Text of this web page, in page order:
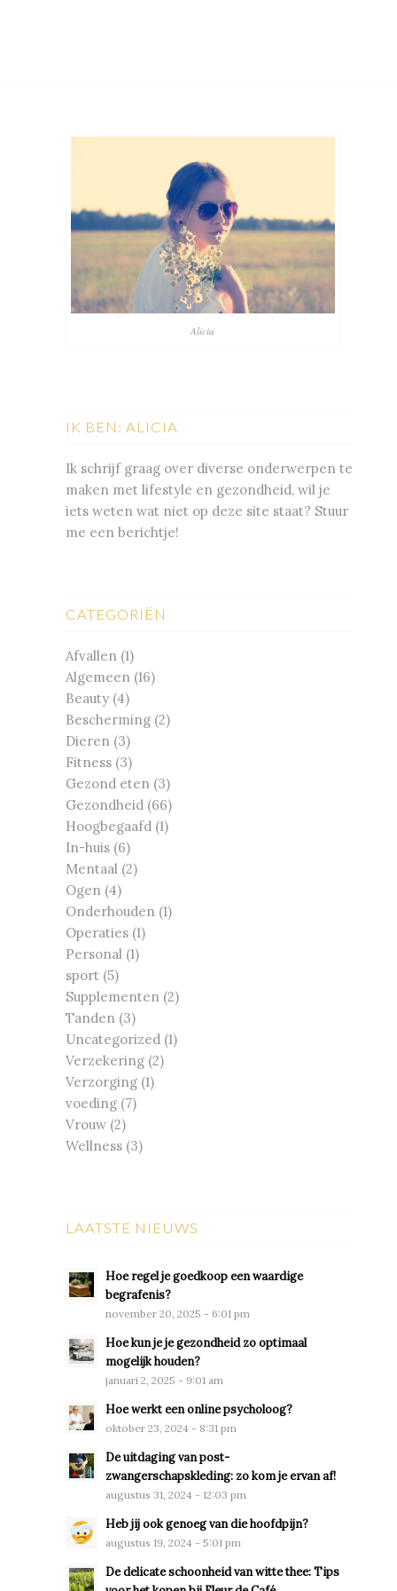
Alicia
IK BEN: ALICIA
Ik schrijf graag over diverse onderwerpen te
maken met lifestyle en gezondheid, wil je
iets weten wat niet op deze site staat? Stuur
me een berichtje!
CATEGORIËN
Afvallen (1)
Algemeen (16)
Beauty(4)
Bescherming(2)
Dieren (3)
Fitness(3)
Gezond eten (3)
Gezondheid (66)
Hoogbegaafd (1)
In-huis(6)
Mentaal (2)
Ogen (4)
Onderhouden (1)
Operaties(1)
Personal (1)
sport(5)
Supplementen (2)
Tanden (3)
Uncategorized (1)
Verzekering(2)
Verzorging(1)
voeding(7)
Vrouw(2)
Wellness(3)
LAATSTE NIEUWS
Hoe regel je goedkoop een waardige
begrafenis?
november 20, 2025 - 6:01 pm
Hoe kun je je gezondheid zo optimaal
mogelijk houden?
januari 2, 2025 - 9:01 am
Hoe werkt een online psycholoog?
oktober 23, 2024 - 8:31 pm
De uitdaging van post-
zwangerschapskleding: zo kom je ervan af!
augustus 31, 2024 - 12:03 pm
Heb jij ook genoeg van die hoofdpijn?
augustus 19, 2024 - 5:01 pm
De delicate schoonheid van witte thee: Tips